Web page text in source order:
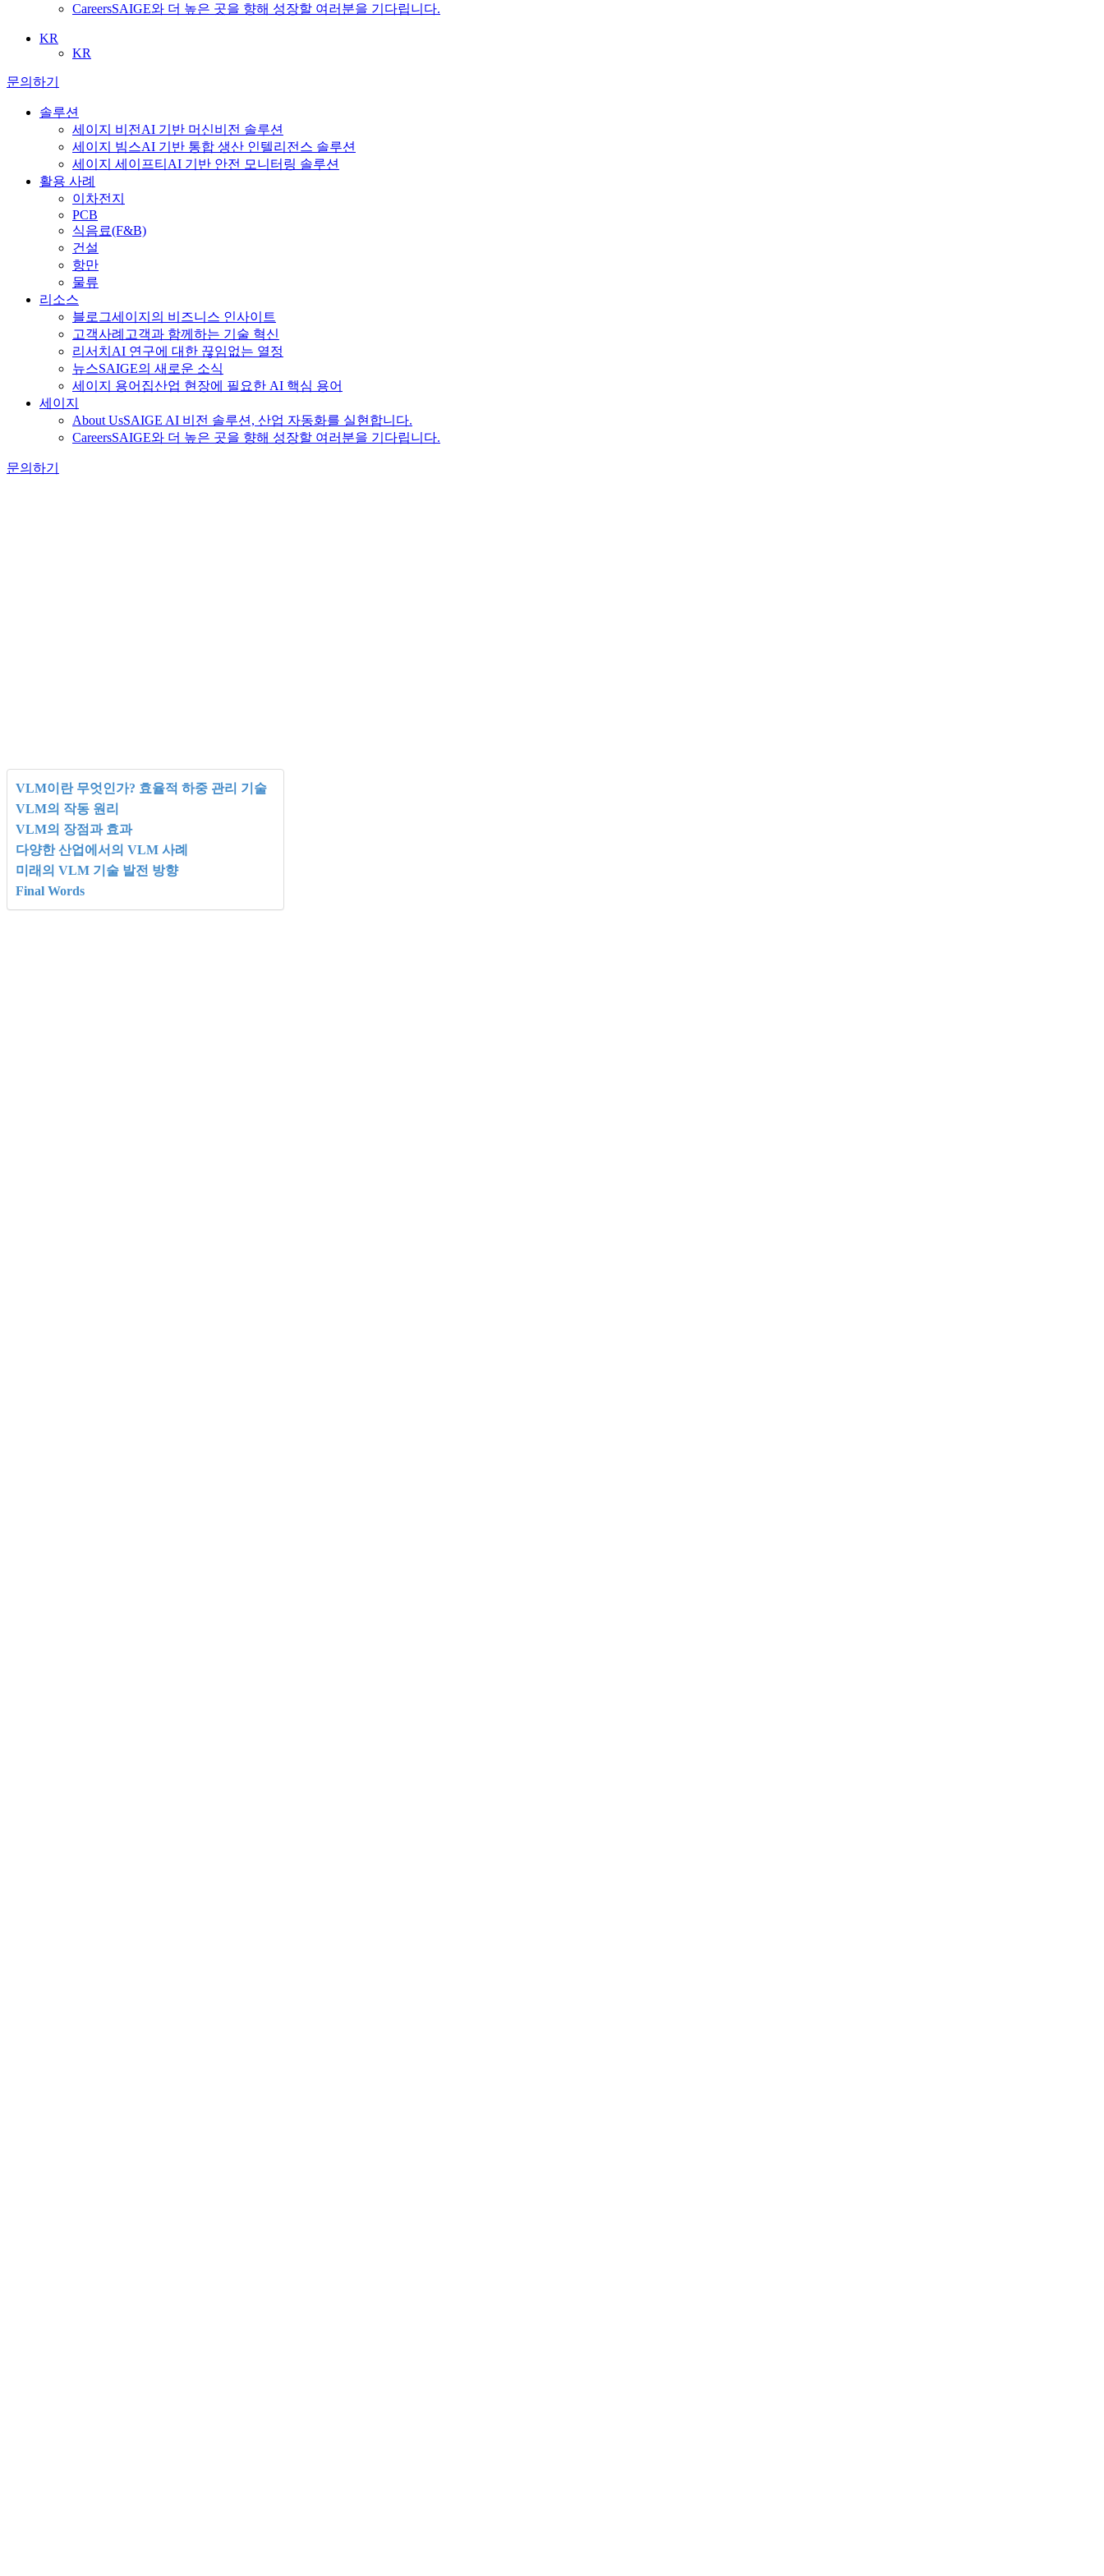
CareersSAIGE와 더 높은 곳을 향해 성장할 여러분을 기다립니다.
KR
KR
문의하기
솔루션
세이지 비전 AI 기반 머신비전 솔루션
세이지 빔스AI 기반 통합 생산 인텔리전스 솔루션
세이지 세이프티 AI 기반 안전 모니터링 솔루션
활용 사례
이차전지
PCB
식음료(F&B)
건설
항만
물류
리소스
블로그세이지의 비즈니스 인사이트
고객사례 고객과 함께하는 기술 혁신
리서치 AI 연구에 대한 끊임없는 열정
뉴스SAIGE의 새로운 소식
세이지 용어집산업 현장에 필요한 AI 핵심 용어
세이지
About UsSAIGE AI 비전 솔루션, 산업 자동화를 실현합니다.
CareersSAIGE와 더 높은 곳을 향해 성장할 여러분을 기다립니다.
문의하기
VLM이란 무엇인가? 효율적 하중 관리 기술
VLM의 작동 원리
VLM의 장점과 효과
다양한 산업에서의 VLM 사례
미래의 VLM 기술 발전 방향
Final Words